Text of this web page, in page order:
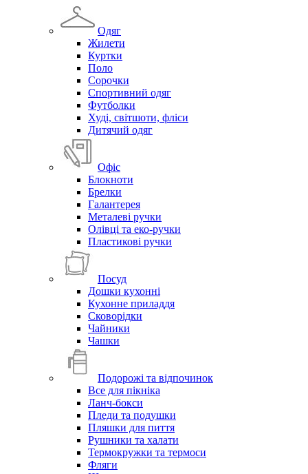
Одяг
Жилети
Куртки
Поло
Сорочки
Спортивний одяг
Футболки
Худі, світшоти, фліси
Дитячий одяг
Офіс
Блокноти
Брелки
Галантерея
Металеві ручки
Олівці та еко-ручки
Пластикові ручки
Посуд
Дошки кухонні
Кухонне приладдя
Сковорідки
Чайники
Чашки
Подорожі та відпочинок
Все для пікніка
Ланч-бокси
Пледи та подушки
Пляшки для пиття
Рушники та халати
Термокружки та термоси
Фляги